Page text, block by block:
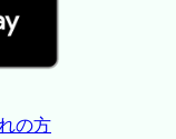
の方